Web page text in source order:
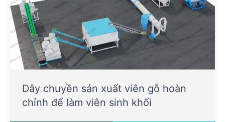
Dây chuyền sản xuất viên gỗ hoàn
chỉnh để làm viên sinh khối